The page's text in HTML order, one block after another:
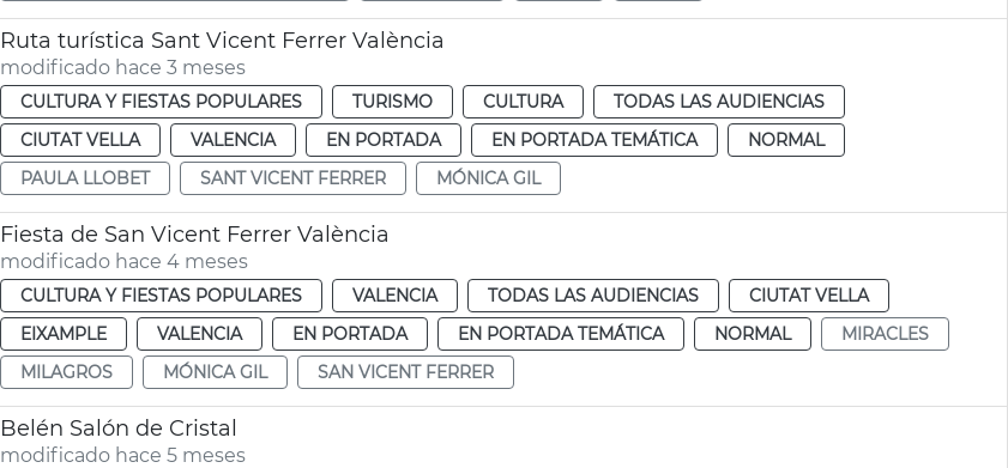
Ruta turística Sant Vicent Ferrer València
modificado hace 3 meses
CULTURA Y FIESTAS POPULARES TURISMO CULTURA
TODAS LAS AUDIENCIAS
CIUTAT VELLA
VALENCIA EN PORTADA EN PORTADA TEMÁTICA
NORMAL
PAULA LLOBET
SANT VICENT FERRER MÓNICA GIL
Fiesta de San Vicent Ferrer València
modificado hace 4 meses
CULTURA Y FIESTAS POPULARES VALENCIA TODAS LAS AUDIENCIAS
CIUTAT VELLA
EIXAMPLE
VALENCIA EN PORTADA EN PORTADA TEMÁTICA NORMAL
MIRACLES
MILAGROS
MÓNICA GIL SAN VICENT FERRER
Belén Salón de Cristal
modificado hace 5 meses